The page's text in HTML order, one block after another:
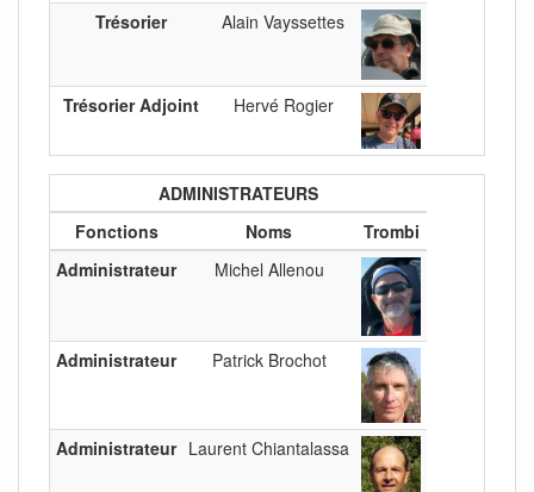
Trésorier Alain Vayssettes
Trésorier Adjoint Hervé Rogier
ADMINISTRATEURS
Fonctions
Noms
Trombi
Administrateur
Michel Allenou
Administrateur Patrick Brochot
Administrateur Laurent Chiantalassa